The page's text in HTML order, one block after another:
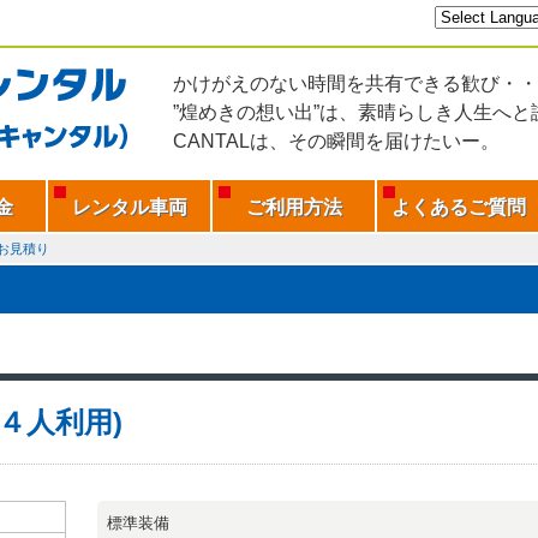
かけがえのない時間を共有できる歓び・
”煌めきの想い出”は、素晴らしき人生へと
CANTALは、その瞬間を届けたいー。
レンタル車両 ご利用方法 よくあるご質問
見積り
人利用)
標準装備